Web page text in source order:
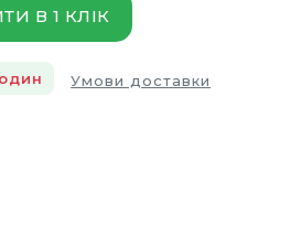
В 1 КЛІК
Умови доставки